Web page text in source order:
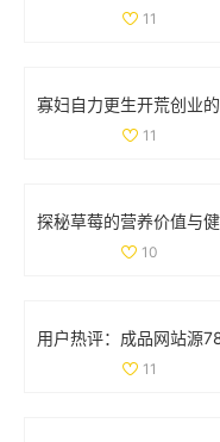
11
11
10
11